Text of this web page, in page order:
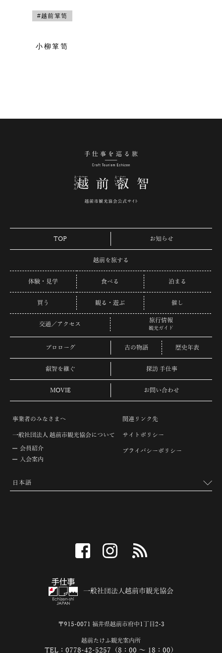
#越前箪笥
小柳箪笥
TOP お知らせ
越前を旅する
体験・見学 食べる 泊まる
買う 観る・遊ぶ 催し
交通／アクセス
旅行情報
観光ガイド
プロローグ 古の物語 歴史年表
叡智を継ぐ 探訪 手仕事
MOVIE お問い合わせ
事業者のみなさまへ
一般社団法人 越前市観光協会について
会員紹介
入会案内
関連リンク先
サイトポリシー
プライバシーポリシー
facebook instagram
一般社団法人越前市観光協会
〒915-0071 福井県越前市府中1丁目2-3
越前たけふ観光案内所
TEL：0778-42-5257（8：00 ～ 18：00）